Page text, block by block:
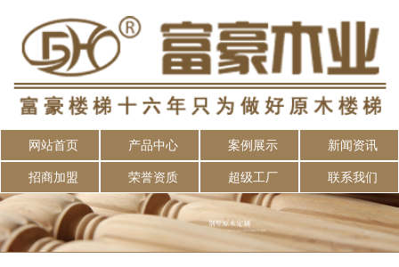
网站首页 产品中心 案例展示 新闻资讯
招商加盟 荣誉资质 超级工厂 联系我们